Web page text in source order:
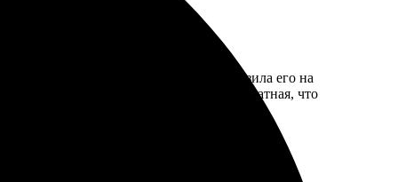
Сначала выбрала фото, затем загрузила его на
яркие и насыщенные. Упаковка аккуратная, что